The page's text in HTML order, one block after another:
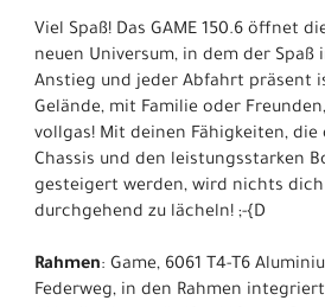
Viel Spaß! Das GAME 150.6 öffnet
neuen Universum, in dem der Spaß
Anstieg und jeder Abfahrt präsent
Gelände, mit Familie oder
vollgas! Mit deinen Fähigkeiten, die
Chassis und den leistungsstarken
gesteigert werden, wird nichts
durchgehend zu lächeln! ;-{D
Rahmen: Game, 6061 T4-T6
Federweg, in den Rahmen